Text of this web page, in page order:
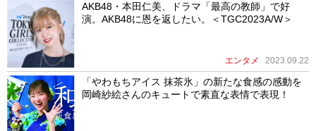
AKB48・本田仁美、ドラマ「最高の教師」で好
演。AKB48に恩を返したい。＜TGC2023A/W＞
エンタメ 2023.09.22
「やわもちアイス 抹茶氷」の新たな食感の感動を
岡崎紗絵さんのキュートで素直な表情で表現！